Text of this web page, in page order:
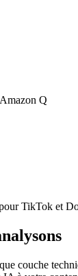
Q
TikTok et
couche